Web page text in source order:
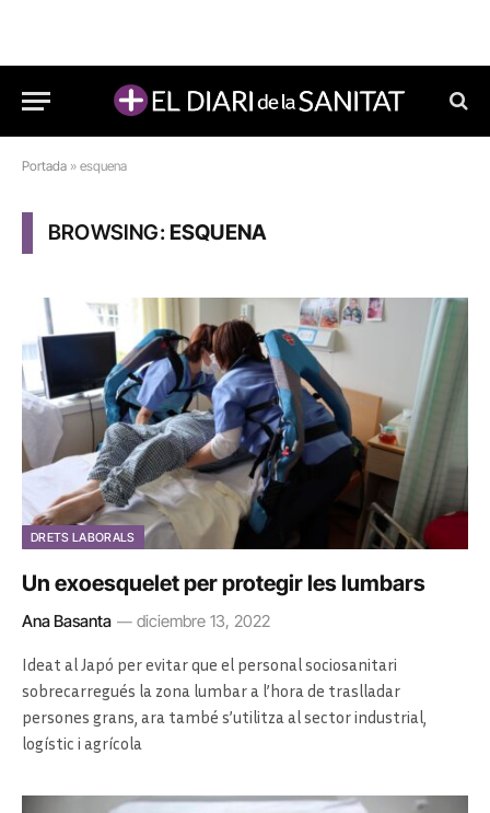
Portada » esquena
BROWSING:ESQUENA
DRETS LABORALS
Un exoesquelet per protegir les lumbars
Ana Basanta diciembre 13, 2022
Ideat al Japó per evitar que el personal sociosanitari
sobrecarregués la zona lumbar a l’hora de traslladar
persones grans, ara també s’utilitza al sector industrial,
logístic i agrícola